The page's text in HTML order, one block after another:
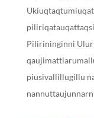
Pilirininginni
piusivallillugillu